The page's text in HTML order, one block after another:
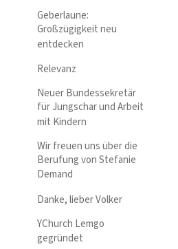
Geberlaune:
Großzügigkeit neu
entdecken
Relevanz
Neuer Bundessekretär
für Jungschar und Arbeit
mit Kindern
Wir freuen uns über die
Berufung von Stefanie
Demand
Danke, lieber Volker
YChurch Lemgo
gegründet